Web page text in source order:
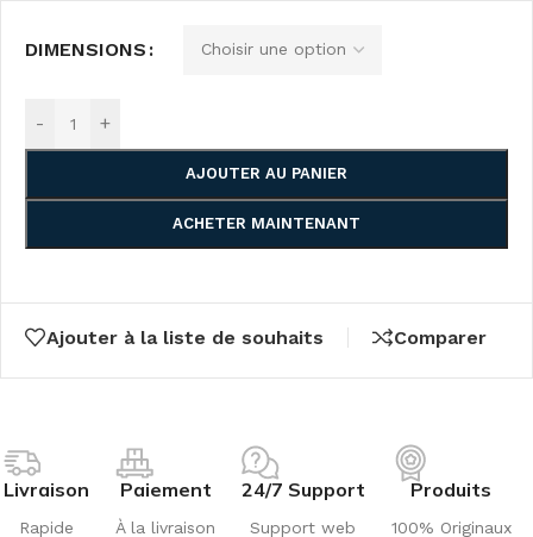
DIMENSIONS
- +
AJOUTER AU PANIER
ACHETER MAINTENANT
Ajouter à la liste de souhaits Comparer
Livraison
Rapide
Paiement
À la livraison
24/7 Support
Support web
Produits
100% Originaux